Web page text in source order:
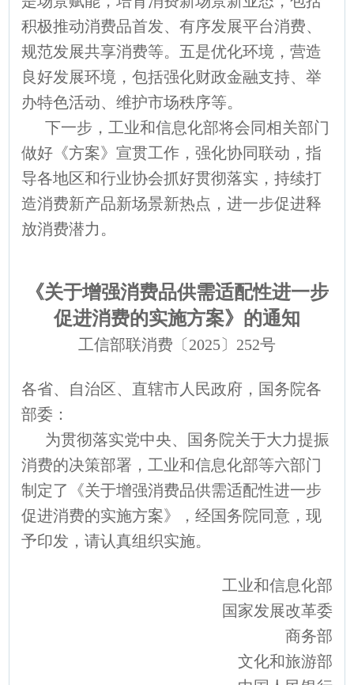
积极推动消费品首发、有序发展平台消费、
规范发展共享消费等。五是优化环境，营造
良好发展环境，包括强化财政金融支持、举
办特色活动、维护市场秩序等。
下一步，工业和信息化部将会同相关部门
做好《方案》宣贯工作，强化协同联动，指
导各地区和行业协会抓好贯彻落实，持续打
造消费新产品新场景新热点，进一步促进释
放消费潜力。
《关于增强消费品供需适配性进一步
促进消费的实施方案》的通知
工信部联消费〔2025〕252号
各省、自治区、直辖市人民政府，国务院各
部委：
为贯彻落实党中央、国务院关于大力提振
消费的决策部署，工业和信息化部等六部门
制定了《关于增强消费品供需适配性进一步
促进消费的实施方案》，经国务院同意，现
予印发，请认真组织实施。
工业和信息化部
国家发展改革委
商务部
文化和旅游部